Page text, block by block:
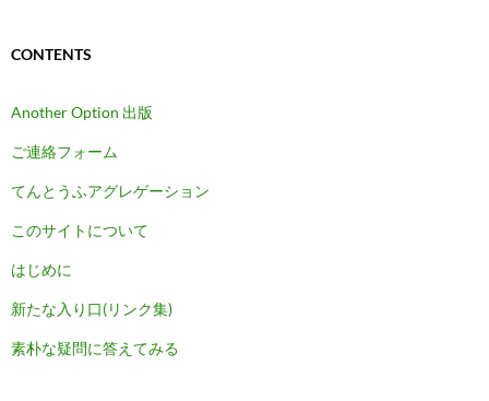
CONTENTS
Another Option 出版
ご連絡フォーム
てんとうふアグレゲーション
このサイトについて
はじめに
新たな入り口(リンク集)
素朴な疑問に答えてみる